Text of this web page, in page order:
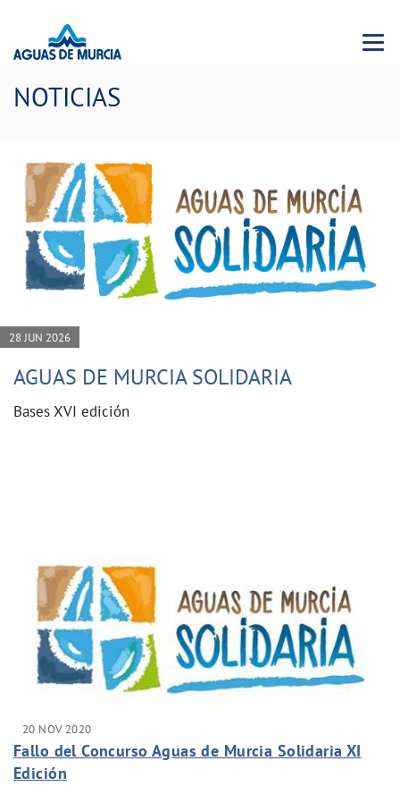
Menu
NOTICIAS
28 JUN 2026
AGUAS DE MURCIA SOLIDARIA
Bases XVI edición
20 NOV 2020
Fallo del Concurso Aguas de Murcia Solidaria XI
Edición